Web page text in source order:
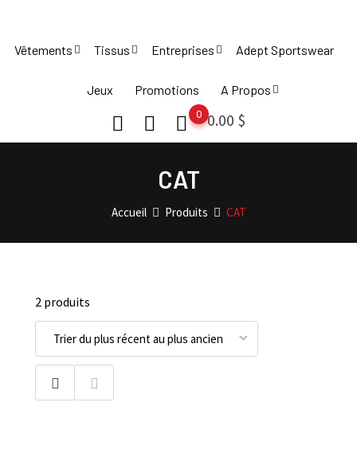
content
Vêtements Tissus Entreprises Adept Sportswear
Jeux Promotions A Propos
0.00 $
0
CAT
Accueil Produits CAT
2 produits